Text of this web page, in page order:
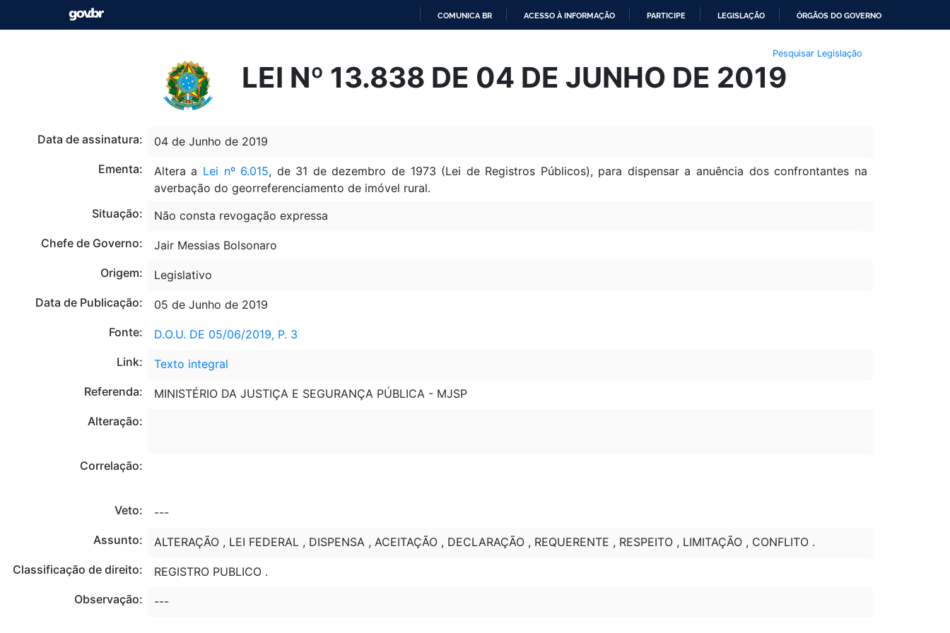
O
CONTEÚDO
COMUNICA BR ACESSO À INFORMAÇÃO PARTICIPE LEGISLAÇÃO ÓRGÃOS DO GOVERNO
Pesquisar Legislação
LEI Nº 13.838 DE 04 DE JUNHO DE 2019
Data de assinatura:
04 de Junho de 2019
Ementa:
Altera a Lei nº 6.015, de 31 de dezembro de 1973 (Lei de Registros Públicos), para dispensar a anuência dos confrontantes na
averbação do georreferenciamento de imóvel rural.
Situação:
Não consta revogação expressa
Chefe de Governo:
Jair Messias Bolsonaro
Origem:
Legislativo
Data de Publicação:
05 de Junho de 2019
Fonte:
D.O.U. DE 05/06/2019, P. 3
Link:
Texto integral
Referenda:
MINISTÉRIO DA JUSTIÇA E SEGURANÇA PÚBLICA - MJSP
Alteração:
Correlação:
Veto:
---
Assunto:
ALTERAÇÃO , LEI FEDERAL , DISPENSA , ACEITAÇÃO , DECLARAÇÃO , REQUERENTE , RESPEITO , LIMITAÇÃO , CONFLITO .
Classificação de direito:
REGISTRO PUBLICO .
Observação:
---